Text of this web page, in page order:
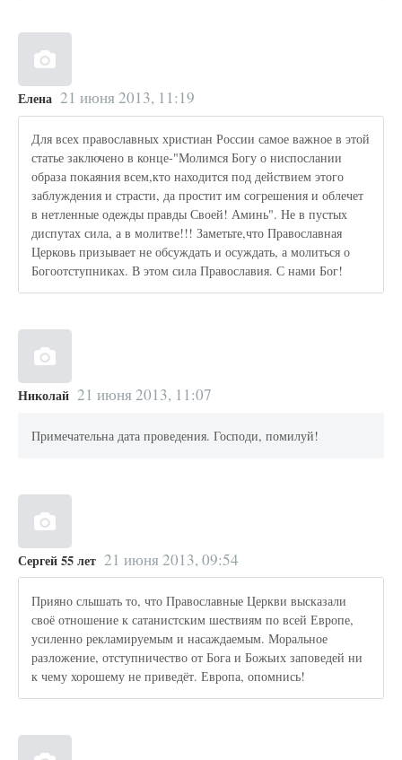
Елена 21 июня 2013, 11:19
Для всех православных христиан России самое важное в этой
статье заключено в конце-"Молимся Богу о ниспослании
образа покаяния всем,кто находится под действием этого
заблуждения и страсти, да простит им согрешения и облечет
в нетленные одежды правды Своей! Аминь". Не в пустых
диспутах сила, а в молитве!!! Заметьте,что Православная
Церковь призывает не обсуждать и осуждать, а молиться о
Богоотступниках. В этом сила Православия. С нами Бог!
Николай 21 июня 2013, 11:07
Примечательна дата проведения. Господи, помилуй!
Сергей 55 лет 21 июня 2013, 09:54
Прияно слышать то, что Православные Церкви высказали
своё отношение к сатанистским шествиям по всей Европе,
усиленно рекламируемым и насаждаемым. Моральное
разложение, отступничество от Бога и Божьих заповедей ни
к чему хорошему не приведёт. Европа, опомнись!